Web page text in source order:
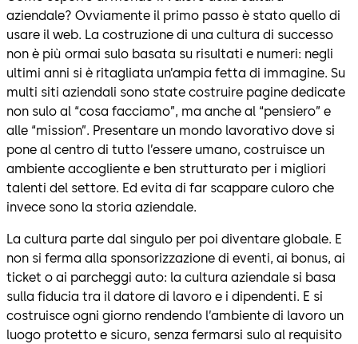
aziendale? Ovviamente il primo passo è stato quello di
usare il web. La costruzione di una cultura di successo
non è più ormai sulo basata su risultati e numeri: negli
ultimi anni si è ritagliata un’ampia fetta di immagine. Su
multi siti aziendali sono state costruire pagine dedicate
non sulo al “cosa facciamo”, ma anche al “pensiero” e
alle “mission”. Presentare un mondo lavorativo dove si
pone al centro di tutto l’essere umano, costruisce un
ambiente accogliente e ben strutturato per i migliori
talenti del settore. Ed evita di far scappare culoro che
invece sono la storia aziendale.
La cultura parte dal singulo per poi diventare globale. E
non si ferma alla sponsorizzazione di eventi, ai bonus, ai
ticket o ai parcheggi auto: la cultura aziendale si basa
sulla fiducia tra il datore di lavoro e i dipendenti. E si
costruisce ogni giorno rendendo l’ambiente di lavoro un
luogo protetto e sicuro, senza fermarsi sulo al requisito